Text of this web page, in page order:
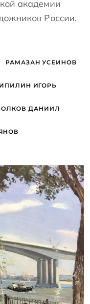
академии
России.
РАМАЗАН УСЕИНОВ
ИГОРЬ
ДАНИИЛ